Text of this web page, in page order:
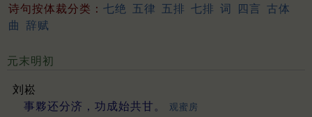
诗句按体裁分类： 七绝 五律 五排 七排 词 四言 古体
曲
辞赋
元末明初
刘崧
事夥还分济，功成始共甘。
观蜜房